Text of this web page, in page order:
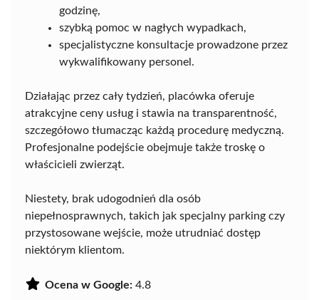
godzinę,
szybką pomoc w nagłych wypadkach,
specjalistyczne konsultacje prowadzone przez
wykwalifikowany personel.
Działając przez cały tydzień, placówka oferuje
atrakcyjne ceny usług i stawia na transparentność,
szczegółowo tłumacząc każdą procedurę medyczną.
Profesjonalne podejście obejmuje także troskę o
właścicieli zwierząt.
Niestety, brak udogodnień dla osób
niepełnosprawnych, takich jak specjalny parking czy
przystosowane wejście, może utrudniać dostęp
niektórym klientom.
Ocena w Google: 4.8